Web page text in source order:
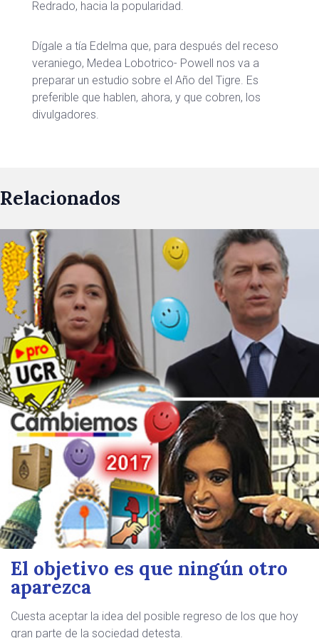
Redrado, hacia la popularidad.
Dígale a tía Edelma que, para después del receso
veraniego, Medea Lobotrico- Powell nos va a
preparar un estudio sobre el Año del Tigre. Es
preferible que hablen, ahora, y que cobren, los
divulgadores.
Relacionados
El objetivo es que ningún otro
aparezca
Cuesta aceptar la idea del posible regreso de los que hoy
gran parte de la sociedad detesta.